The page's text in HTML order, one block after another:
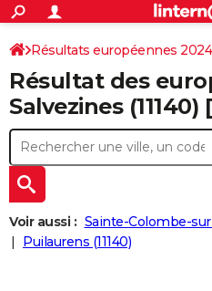
ACTUALITÉS
Politique
Société
Faits Divers
Education
Monde
Villes
+
SPORT
Coupe du monde 2026
Football
Tennis
Cyclisme
Rugby
Forum
CULTURE
Programme TV
TNT
Streaming
Cinéma
Sorties cinéma
Musique
+
FINANCE
Retraite
Impôts
Epargne
Immobilier
Risques naturels par ville
Banque
Assurance
Crédit
AUTO
Essais
Réserver un essai
Citadines
Berlines
SUV
Forum auto
+
HIGH-TECH
Mobiles
Meilleur smartphone
Internet
Ordinateurs
Jeux vidéo
Guide high-tech
BRICOLAGE
Résultats européennes 2024
Résultat des
Salvezines (11140)
Voir aussi : Sainte-Colombe-
Puilaurens (11140)